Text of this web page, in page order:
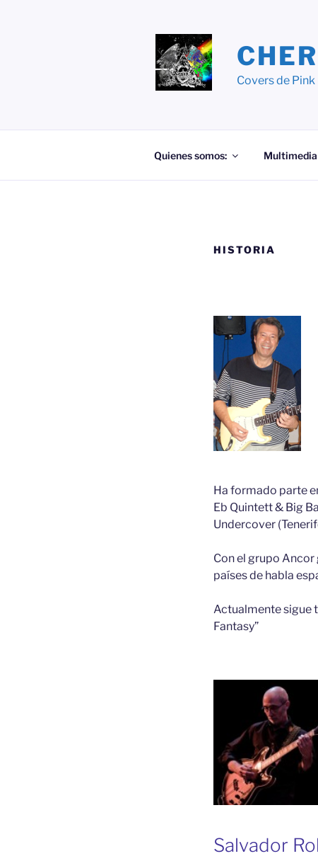
Covers de
Quienes somos: Multimedia
HISTORIA
Ha formado parte
Eb Quintett & Big
Undercover
Con el grupo
países de habla
Actualmente sigue
Fantasy”
Salvador